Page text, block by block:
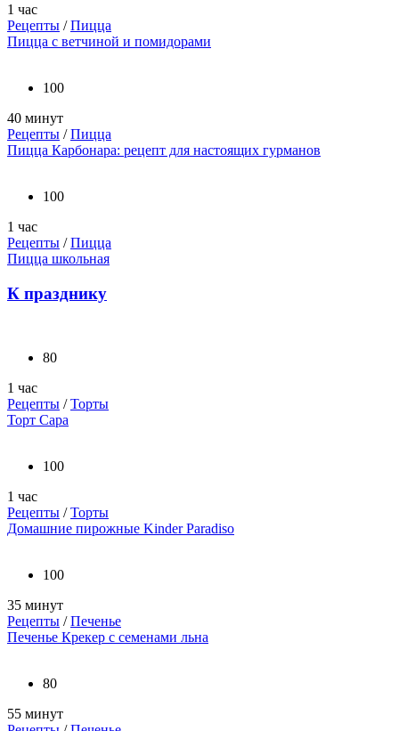
1 час
Рецепты /Пицца
Пицца с ветчиной и помидорами
100
40 минут
Рецепты /Пицца
Пицца Карбонара: рецепт для настоящих гурманов
100
1 час
Рецепты /Пицца
Пицца школьная
К празднику
80
1 час
Рецепты /Торты
Торт Сара
100
1 час
Рецепты /Торты
Домашние пирожные Kinder Paradiso
100
35 минут
Рецепты /Печенье
Печенье Крекер с семенами льна
80
55 минут